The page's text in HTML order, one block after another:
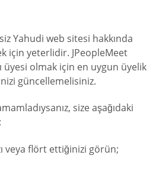
Yahudi web sitesi hakkında
için yeterlidir. JPeopleMeet
üyesi olmak için en uygun üyelik
güncellemelisiniz.
size aşağıdaki
veya flört ettiğinizi görün;